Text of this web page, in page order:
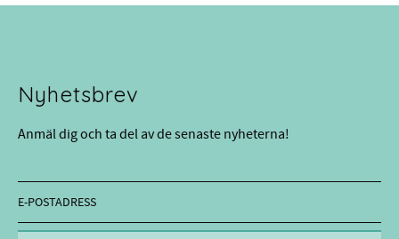
Nyhetsbrev
Anmäl dig och ta del av de senaste nyheterna!